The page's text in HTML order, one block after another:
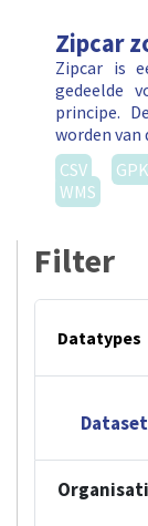
Zipcar
Zipcar is
gedeelde
principe.
worden van
CSV
WMS
Filter
Datatypes